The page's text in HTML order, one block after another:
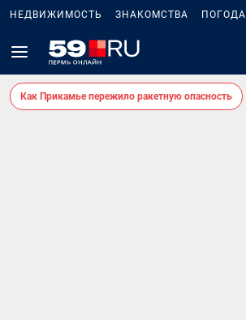
НЕДВИЖИМОСТЬ ЗНАКОМСТВА ПОГОДА
Как Прикамье пережило ракетную опасность